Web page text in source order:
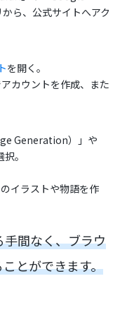
ら、公式サイトへアク
を開く。
カウントを作成、また
Generation）」や
。
イラストや物語を作
間なく、ブラウ
とができます。